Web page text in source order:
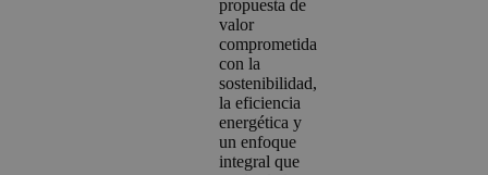
propuesta de
valor
comprometida
con la
sostenibilidad,
la eficiencia
energética y
un enfoque
integral que